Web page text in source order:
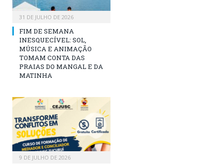
31 DE JULHO DE 2026
FIM DE SEMANA
INESQUECÍVEL: SOL,
MÚSICA E ANIMAÇÃO
TOMAM CONTA DAS
PRAIAS DO MANGAL E DA
MATINHA
9 DE JULHO DE 2026